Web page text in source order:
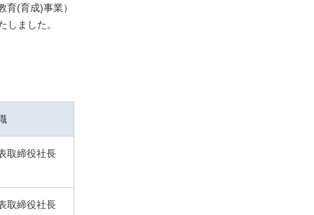
(育成)事業）
しました。
取締役社長
取締役社長